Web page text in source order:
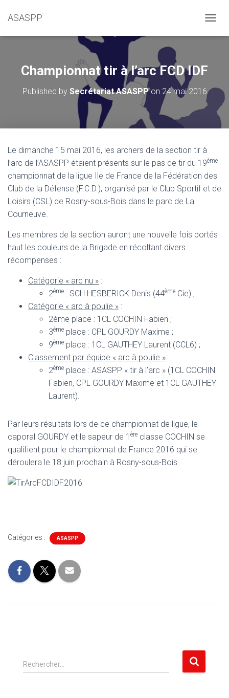
ASASPP
Championnat tir à l’arc FCD IDF
Published by Secrétariat ASASPPon 24 mai 2016
Le dimanche 15 mai 2016, les archers de la section tir à
l’arc de l’ASASPP étaient présents sur le pas de tir du 19ème
championnat de la ligue Ile de France de la Fédération des
Club de la Défense (F.C.D.), organisé par le Club Sportif et de
Loisirs (CSL) de Rosny-sous-Bois dans le parc de La
Courneuve.
Les membres de la section auront une nouvelle fois portés
haut les couleurs de la Brigade en récoltant divers
récompenses :
Catégorie « arc nu » :
2ème : SCH HESBERICK Denis (44ème Cie) ;
Catégorie « arc à poulie » :
2ème place : 1CL COCHIN Fabien ;
3ème place : CPL GOURDY Maxime ;
9ème place : 1CL GAUTHEY Laurent (CCL6) ;
Classement par équipe « arc à poulie »:
2ème place : ASASPP « tir à l’arc » (1CL COCHIN
Fabien, CPL GOURDY Maxime et 1CL GAUTHEY
Laurent).
Par leurs résultats lors de ce championnat de ligue, le
caporal GOURDY et le sapeur de 1 ère classe COCHIN se
qualifient pour le championnat de France 2016 qui se
déroulera le 18 juin prochain à Rosny-sous-Bois.
Catégories : ASASPP
R
e
Rechercher…